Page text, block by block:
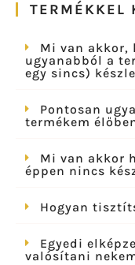
TERMÉKKEL
Mi van akkor,
ugyanabból a
egy sincs)
Pontosan
termékem
Mi van akkor
éppen nincs
Hogyan
Egyedi
valósítani